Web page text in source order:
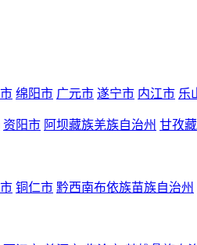
绵阳市 广元市 遂宁市 内江市 乐
资阳市 阿坝藏族羌族自治州 甘孜
铜仁市 黔西南布依族苗族自治州